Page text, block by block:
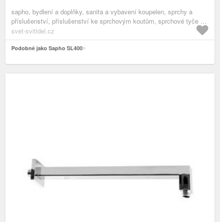
sapho, bydlení a doplňky, sanita a vybavení koupelen, sprchy a
příslušenství, příslušenství ke sprchovým koutům, sprchové tyče a
ramena
svet-svitidel.cz
Podobně jako Sapho SL400